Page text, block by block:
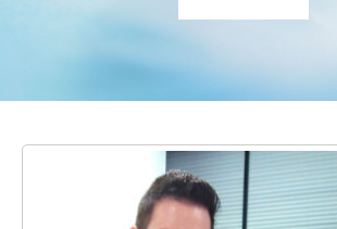
料金のご案内